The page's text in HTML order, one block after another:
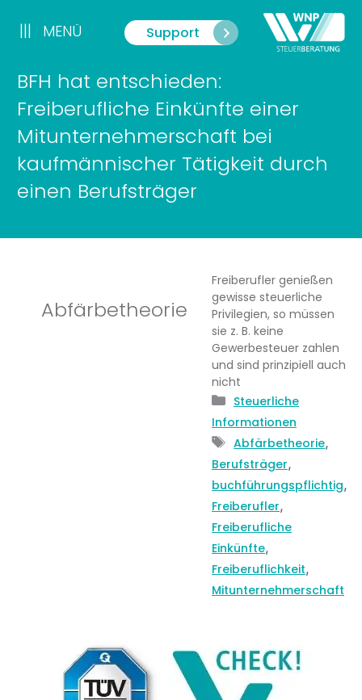
Inhalt
springen
Support
||| MENÜ
BFH hat entschieden:
Freiberufliche Einkünfte einer
Mitunternehmerschaft bei
kaufmännischer Tätigkeit durch
einen Berufsträger
Abfärbetheorie
Freiberufler genießen
gewisse steuerliche
Privilegien, so müssen
sie z. B. keine
Gewerbesteuer zahlen
und sind prinzipiell auch
nicht
Kategorien
Steuerliche
Informationen
Schlagwörter
Abfärbetheorie,
Berufsträger,
buchführungspflichtig,
Freiberufler,
Freiberufliche
Einkünfte,
Freiberuflichkeit,
Mitunternehmerschaft